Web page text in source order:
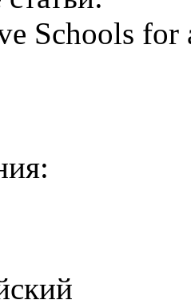
Schools for